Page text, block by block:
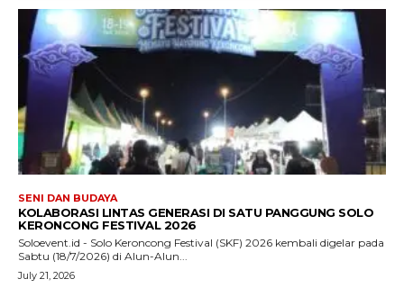
SENI DAN BUDAYA
KOLABORASI LINTAS GENERASI DI SATU PANGGUNG SOLO
KERONCONG FESTIVAL 2026
Soloevent.id - Solo Keroncong Festival (SKF) 2026 kembali digelar pada
Sabtu (18/7/2026) di Alun-Alun...
July 21, 2026